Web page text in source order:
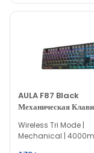
AULA F87 Black
Механическая
Space Crystal
Wireless Tri Mode |
Mechanical |